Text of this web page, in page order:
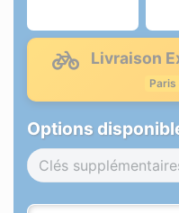
Livraison
Paris
Options
Clés